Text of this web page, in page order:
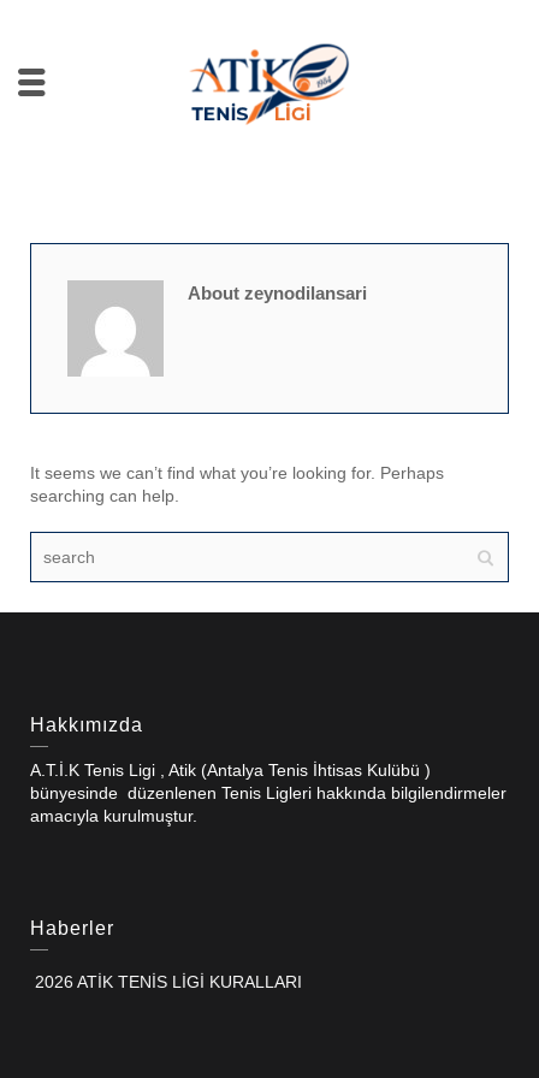
About zeynodilansari
It seems we can’t find what you’re looking for. Perhaps
searching can help.
Hakkımızda
A.T.İ.K Tenis Ligi , Atik (Antalya Tenis İhtisas Kulübü )
bünyesinde düzenlenen Tenis Ligleri hakkında bilgilendirmeler
amacıyla kurulmuştur.
Haberler
2026 ATİK TENİS LİGİ KURALLARI